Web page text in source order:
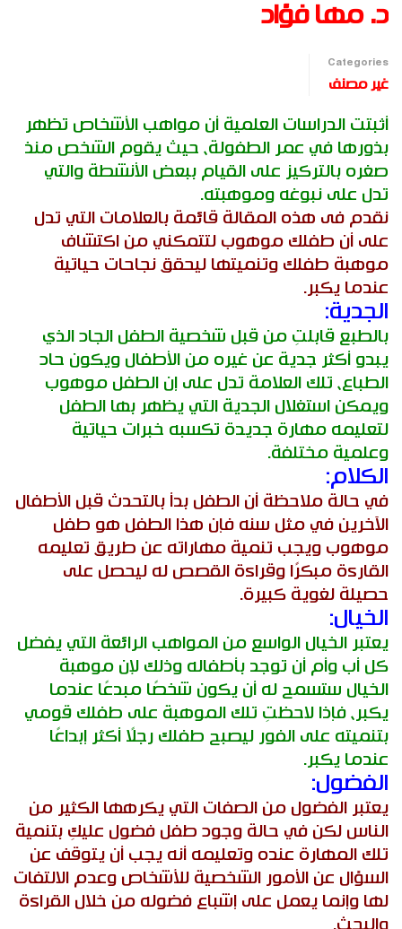
د. مها فؤاد
Categories
غير مصنف
أثبتت الدراسات العلمية أن مواهب الأشخاص تظهر
بذورها في عمر الطفولة، حيث يقوم الشخص منذ
صغره بالتركيز على القيام ببعض الأنشطة والتي
تدل على نبوغه وموهبته.
نقدم فى هذه المقالة قائمة بالعلامات التي تدل
على أن طفلك موهوب لتتمكني من اكتشاف
موهبة طفلك وتنميتها ليحقق نجاحات حياتية
عندما يكبر.
الجدية:
بالطبع قابلتِ من قبل شخصية الطفل الجاد الذي
يبدو أكثر جدية عن غيره من الأطفال ويكون حاد
الطباع، تلك العلامة تدل على إن الطفل موهوب
ويمكن استغلال الجدية التي يظهر بها الطفل
لتعليمه مهارة جديدة تكسبه خبرات حياتية
وعلمية مختلفة.
الكلام:
في حالة ملاحظة أن الطفل بدأ بالتحدث قبل الأطفال
الآخرين في مثل سنه فإن هذا الطفل هو طفل
موهوب ويجب تنمية مهاراته عن طريق تعليمه
القارءة مبكرًا وقراءة القصص له ليحصل على
حصيلة لغوية كبيرة.
الخيال:
يعتبر الخيال الواسع من المواهب الرائعة التي يفضل
كل أب وأم أن توجد بأطفاله وذلك لإن موهبة
الخيال ستسمح له أن يكون شخصًا مبدعًا عندما
يكبر، فإذا لاحظتِ تلك الموهبة على طفلك قومي
بتنميته على الفور ليصبح طفلك رجلًا أكثر إبداعًا
عندما يكبر.
الفضول:
يعتبر الفضول من الصفات التي يكرهها الكثير من
الناس لكن في حالة وجود طفل فضول عليكِ بتنمية
تلك المهارة عنده وتعليمه أنه يجب أن يتوقف عن
السؤال عن الأمور الشخصية للأشخاص وعدم الالتفات
لها وإنما يعمل على إشباع فضوله من خلال القراءة
والبحث.